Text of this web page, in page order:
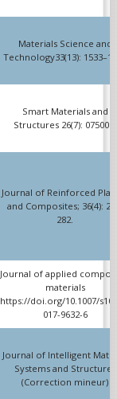
Materials Science and
Technology33(13):
Smart Materials and
Structures 26(7): 075001.
Journal of Reinforced
and Composites; 36(4):
282.
Journal of applied
materials
https://doi.org/10.1007/
017-9632-6
Journal of Intelligent
Systems and Structures
(Correction mineur)